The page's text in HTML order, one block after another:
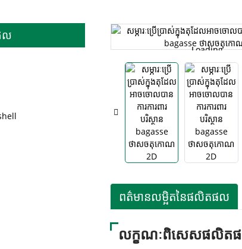
ល
Loading...
Loading...
ព​ត៌​មាន​លម្អិត​នៃ​ផលិតផល
លក្ខណៈពិសេសផលិត